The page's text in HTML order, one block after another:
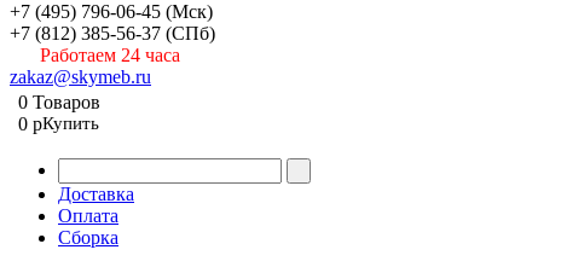
+7 (495) 796-06-45 (Мск)
+7 (812) 385-56-37 (СПб)
Работаем 24 часа
zakaz@skymeb.ru
0 Товаров
0 pКупить
Доставка
Оплата
Сборка